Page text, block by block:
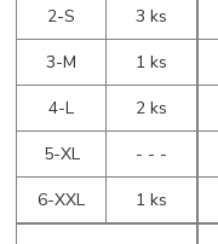
2-S
3 ks
3-M
1 ks
4-L
2 ks
5-XL
- - -
6-XXL
1 ks